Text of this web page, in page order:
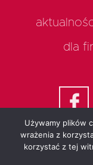
dla
Używamy plików
wrażenia z
korzystać z tej